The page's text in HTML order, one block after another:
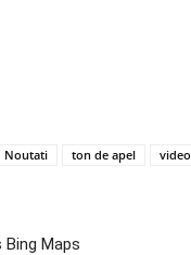
Noutati ton de apel video
Bing Maps